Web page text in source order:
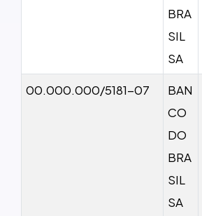
BRA
SIL
SA
00.000.000/5181-07
BAN
CO
DO
BRA
SIL
SA